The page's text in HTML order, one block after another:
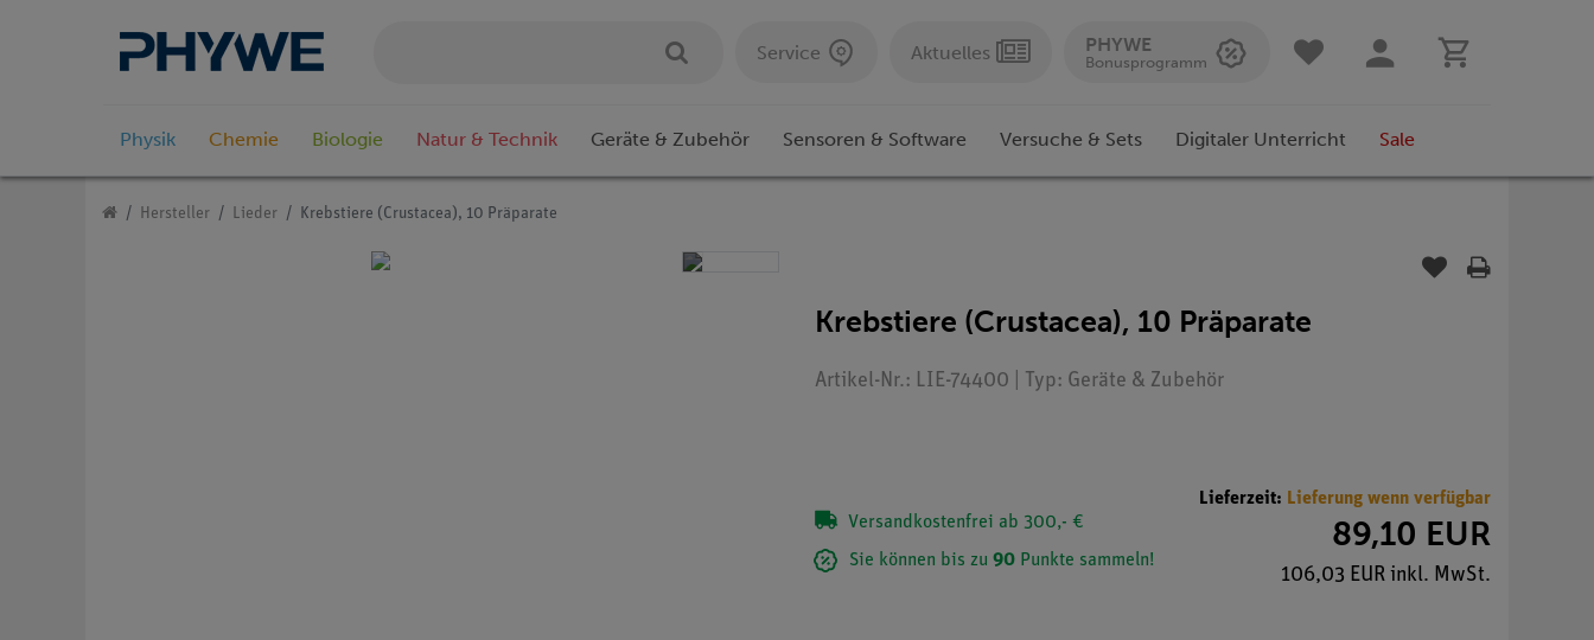
Service Aktuelles PHYWE
Bonusprogramm
Physik Chemie Biologie Natur & Technik Geräte & Zubehör Sensoren & Software Versuche & Sets Digitaler Unterricht Sale
Hersteller Lieder Krebstiere (Crustacea), 10 Präparate
Krebstiere (Crustacea), 10 Präparate
Artikel-Nr.: LIE-74400 | Typ: Geräte & Zubehör
Versandkostenfrei ab 300,- €
Sie können bis zu 90 Punkte sammeln!
Lieferzeit: Lieferung wenn verfügbar
89,10 EUR
106,03 EUR inkl. MwSt.